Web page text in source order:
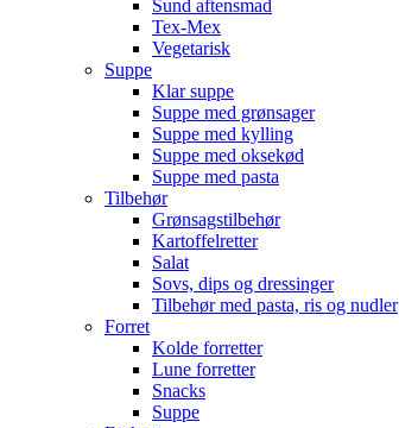
Sund aftensmad
Tex-Mex
Vegetarisk
Suppe
Klar suppe
Suppe med grønsager
Suppe med kylling
Suppe med oksekød
Suppe med pasta
Tilbehør
Grønsagstilbehør
Kartoffelretter
Salat
Sovs, dips og dressinger
Tilbehør med pasta, ris og nudler
Forret
Kolde forretter
Lune forretter
Snacks
Suppe